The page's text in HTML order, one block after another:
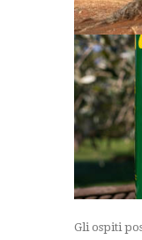
Gli ospiti